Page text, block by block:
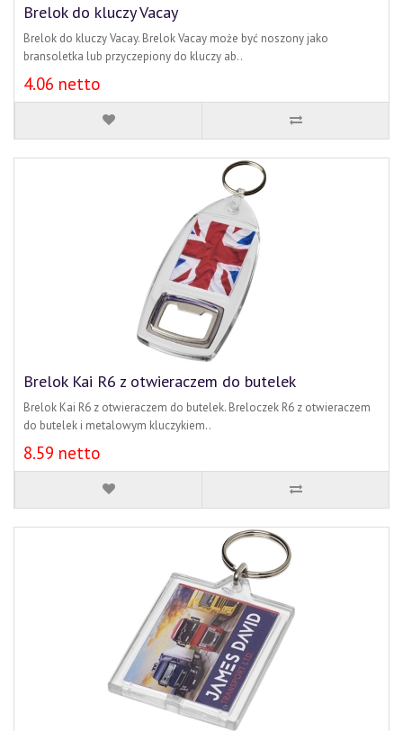
Brelok do kluczy Vacay
Brelok do kluczy Vacay. Brelok Vacay może być noszony jako
bransoletka lub przyczepiony do kluczy ab..
4.06 netto
Brelok Kai R6 z otwieraczem do butelek
Brelok Kai R6 z otwieraczem do butelek. Breloczek R6 z otwieraczem
do butelek i metalowym kluczykiem..
8.59 netto